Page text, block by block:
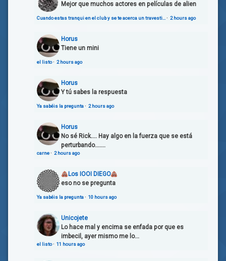
Mejor que muchos actores en películas de alien
Cuando estas tranqui en el club y se te acerca un travesti…· 2 hours ago
Horus
Tiene un mini
el listo· 2 hours ago
Horus
Y tú sabes la respuesta
Ya sabéis la pregunta· 2 hours ago
Horus
No sé Rick.... Hay algo en la fuerza que se está
perturbando.......
carne· 2 hours ago
Los IOOI DIEGO
eso no se pregunta
Ya sabéis la pregunta· 10 hours ago
Unicojete
Lo hace mal y encima se enfada por que es
imbecil, ayer mismo me lo...
el listo· 11 hours ago